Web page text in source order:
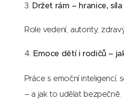
3. Držet rám – hranice,
Role vedení, autority,
4. Emoce dětí i rodičů –
Práce s emoční
– a jak to udělat bezpečně.